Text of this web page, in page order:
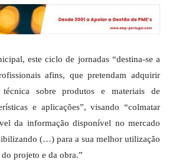
este ciclo de jornadas “destina-se a
afins, que pretendam adquirir
sobre produtos e materiais de
e aplicações”, visando “colmatar
da informação disponível no mercado
(…) para a sua melhor utilização
projeto e da obra.”